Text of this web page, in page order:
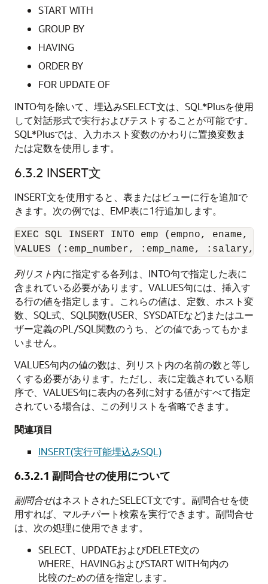
START WITH
GROUP BY
HAVING
ORDER BY
FOR UPDATE OF
INTO句を除いて、埋込みSELECT文は、SQL*Plusを使用
して対話形式で実行およびテストすることが可能です。
SQL*Plusでは、入力ホスト変数のかわりに置換変数ま
たは定数を使用します。
6.3.2 INSERT文
INSERT文を使用すると、表またはビューに行を追加で
きます。次の例では、EMP表に1行追加します。
EXEC SQL INSERT INTO emp (empno,
列リスト内に指定する各列は、INTO句で指定した表に
含まれている必要があります。VALUES句には、挿入す
る行の値を指定します。これらの値は、定数、ホスト変
数、SQL式、SQL関数(USER、SYSDATEなど)またはユー
ザー定義のPL/SQL関数のうち、どの値であってもかま
いません。
VALUES句内の値の数は、列リスト内の名前の数と等し
くする必要があります。ただし、表に定義されている順
序で、VALUES句に表内の各列に対する値がすべて指定
されている場合は、この列リストを省略できます。
関連項目
INSERT(実行可能埋込みSQL)
6.3.2.1 副問合せの使用について
副問合せはネストされたSELECT文です。副問合せを使
用すれば、マルチパート検索を実行できます。副問合せ
は、次の処理に使用できます。
SELECT、UPDATEおよびDELETE文の
WHERE、HAVINGおよびSTART WITH句内の
比較のための値を指定します。